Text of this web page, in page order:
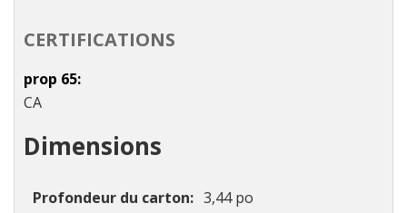
CERTIFICATIONS
prop 65
CA
Dimensions
Profondeur du carton 3,44 po